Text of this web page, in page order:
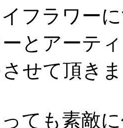
フラワー
とアーテ
せて頂き
ても素敵